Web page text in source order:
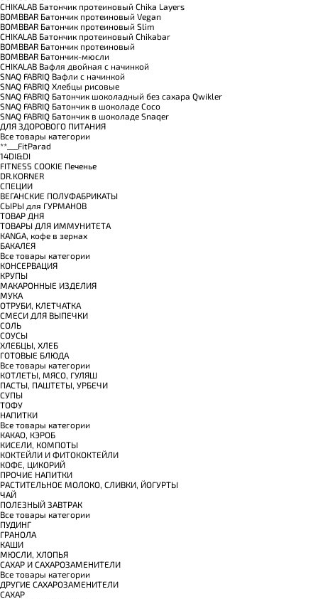
CHIKALAB Батончик протеиновый Chika Layers
BOMBBAR Батончик протеиновый Vegan
BOMBBAR Батончик протеиновый Slim
CHIKALAB Батончик протеиновый Chikabar
BOMBBAR Батончик протеиновый
BOMBBAR Батончик-мюсли
CHIKALAB Вафля двойная с начинкой
SNAQ FABRIQ Вафли с начинкой
SNAQ FABRIQ Хлебцы рисовые
SNAQ FABRIQ Батончик шоколадный без сахара Qwikler
SNAQ FABRIQ Батончик в шоколаде Coco
SNAQ FABRIQ Батончик в шоколаде Snaqer
ДЛЯ ЗДОРОВОГО ПИТАНИЯ
Все товары категории
**___FitParad
14DI&DI
FITNESS COOKIE Печенье
DR.KORNER
СПЕЦИИ
ВЕГАНСКИЕ ПОЛУФАБРИКАТЫ
СЫРЫ для ГУРМАНОВ
TОВАР ДНЯ
TОВАРЫ ДЛЯ ИММУНИТЕТА
КANGA, кофе в зернах
БАКАЛЕЯ
Все товары категории
КОНСЕРВАЦИЯ
КРУПЫ
МАКАРОННЫЕ ИЗДЕЛИЯ
МУКА
ОТРУБИ, КЛЕТЧАТКА
СМЕСИ ДЛЯ ВЫПЕЧКИ
СОЛЬ
СОУСЫ
ХЛЕБЦЫ, ХЛЕБ
ГОТОВЫЕ БЛЮДА
Все товары категории
КОТЛЕТЫ, МЯСО, ГУЛЯШ
ПАСТЫ, ПАШТЕТЫ, УРБЕЧИ
СУПЫ
ТОФУ
НАПИТКИ
Все товары категории
КАКАО, КЭРОБ
КИСЕЛИ, КОМПОТЫ
КОКТЕЙЛИ И ФИТОКОКТЕЙЛИ
КОФЕ, ЦИКОРИЙ
ПРОЧИЕ НАПИТКИ
РАСТИТЕЛЬНОЕ МОЛОКО, СЛИВКИ, ЙОГУРТЫ
ЧАЙ
ПОЛЕЗНЫЙ ЗАВТРАК
Все товары категории
ПУДИНГ
ГРАНОЛА
КАШИ
МЮСЛИ, ХЛОПЬЯ
САХАР И САХАРОЗАМЕНИТЕЛИ
Все товары категории
ДРУГИЕ САХАРОЗАМЕНИТЕЛИ
САХАР